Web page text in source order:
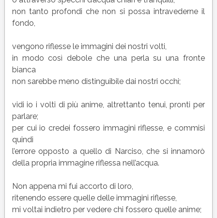
non tanto profondi che non si possa intravederne il
fondo,
vengono riflesse le immagini dei nostri volti,
in modo così debole che una perla su una fronte
bianca
non sarebbe meno distinguibile dai nostri occhi;
vidi io i volti di più anime, altrettanto tenui, pronti per
parlare;
per cui io credei fossero immagini riflesse, e commisi
quindi
l’errore opposto a quello di Narciso, che si innamorò
della propria immagine riflessa nell’acqua.
Non appena mi fui accorto di loro,
ritenendo essere quelle delle immagini riflesse,
mi voltai indietro per vedere chi fossero quelle anime;